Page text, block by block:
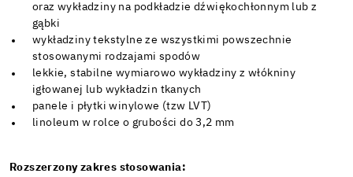
oraz wykładziny na podkładzie dźwiękochłonnym lub z
gąbki
wykładziny tekstylne ze wszystkimi powszechnie
stosowanymi rodzajami spodów
lekkie, stabilne wymiarowo wykładziny z włókniny
igłowanej lub wykładzin tkanych
panele i płytki winylowe (tzw LVT)
linoleum w rolce o grubości do 3,2 mm
Rozszerzony zakres stosowania: